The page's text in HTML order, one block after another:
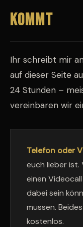
kommt
Ihr schreibt mir
auf dieser Seite
24 Stunden –
vereinbaren wir
Telefon oder
euch lieber ist.
einen
dabei sein
müssen.
kostenlos.